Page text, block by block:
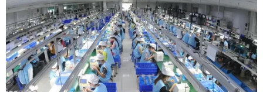
Ngày 13/6, Tổng thống Nga Vladimir Putin tuyên
bố Moskva đang tìm kiếm việc tiếp tục đối thoại
với Washington liên quan tới việc cân bằng và
giải trừ hạt nhân.